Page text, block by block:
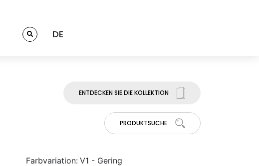
DE
ENTDECKEN SIE DIE KOLLEKTION
PRODUKTSUCHE
Farbvariation: V1 - Gering